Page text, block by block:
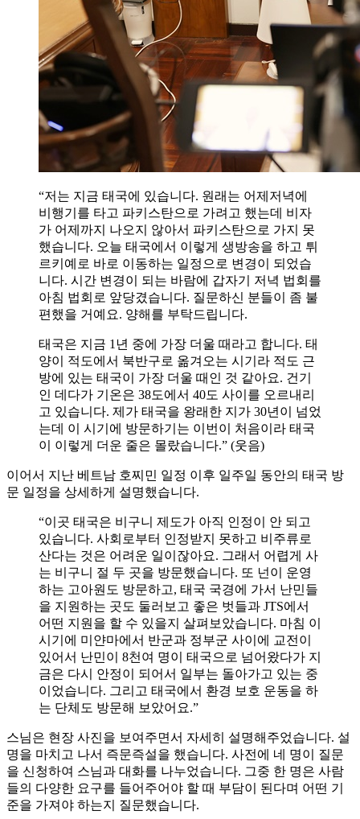
“저는 지금 태국에 있습니다. 원래는 어제저녁에
비행기를 타고 파키스탄으로 가려고 했는데 비자
가 어제까지 나오지 않아서 파키스탄으로 가지 못
했습니다. 오늘 태국에서 이렇게 생방송을 하고 튀
르키예로 바로 이동하는 일정으로 변경이 되었습
니다. 시간 변경이 되는 바람에 갑자기 저녁 법회를
아침 법회로 앞당겼습니다. 질문하신 분들이 좀 불
편했을 거예요. 양해를 부탁드립니다.
태국은 지금 1년 중에 가장 더울 때라고 합니다. 태
양이 적도에서 북반구로 옮겨오는 시기라 적도 근
방에 있는 태국이 가장 더울 때인 것 같아요. 건기
인 데다가 기온은 38도에서 40도 사이를 오르내리
고 있습니다. 제가 태국을 왕래한 지가 30년이 넘었
는데 이 시기에 방문하기는 이번이 처음이라 태국
이 이렇게 더운 줄은 몰랐습니다.” (웃음)
이어서 지난 베트남 호찌민 일정 이후 일주일 동안의 태국 방
문 일정을 상세하게 설명했습니다.
“이곳 태국은 비구니 제도가 아직 인정이 안 되고
있습니다. 사회로부터 인정받지 못하고 비주류로
산다는 것은 어려운 일이잖아요. 그래서 어렵게 사
는 비구니 절 두 곳을 방문했습니다. 또 넌이 운영
하는 고아원도 방문하고, 태국 국경에 가서 난민들
을 지원하는 곳도 둘러보고 좋은 벗들과 JTS에서
어떤 지원을 할 수 있을지 살펴보았습니다. 마침 이
시기에 미얀마에서 반군과 정부군 사이에 교전이
있어서 난민이 8천여 명이 태국으로 넘어왔다가 지
금은 다시 안정이 되어서 일부는 돌아가고 있는 중
이었습니다. 그리고 태국에서 환경 보호 운동을 하
는 단체도 방문해 보았어요.”
스님은 현장 사진을 보여주면서 자세히 설명해주었습니다. 설
명을 마치고 나서 즉문즉설을 했습니다. 사전에 네 명이 질문
을 신청하여 스님과 대화를 나누었습니다. 그중 한 명은 사람
들의 다양한 요구를 들어주어야 할 때 부담이 된다며 어떤 기
준을 가져야 하는지 질문했습니다.